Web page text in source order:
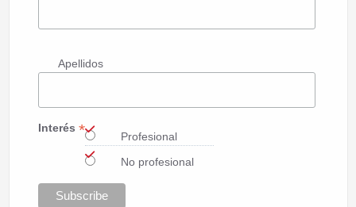
Apellidos
Interés *
Profesional
No profesional